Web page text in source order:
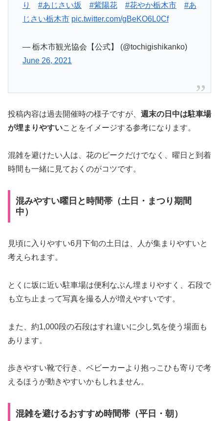
り
#あじさい坂 #紫陽花 #花やか栃木市
#あ
じさい栃木市 pic.twitter.com/gBeKO6L0Cf
— 栃木市観光協会【公式】 (@tochigishikanko)
June 26, 2021
投稿内容は過去開催時の様子ですが、 週末の日中は駐車場
が埋まりやすいことをイメージする参考になります。
混雑を避けたい人は、花のピークだけでなく、曜日と到着
時間も一緒に見ておくのがコツです。
混みやすい曜日と時間帯（土日・まつり期間
中）
見頃に入りやすい6月下旬の土日は、人が集まりやすいと
考えられます。
とくに坂に近い駐車場は便利なぶん埋まりやすく、石段で
も立ち止まって写真を撮る人が増えやすいです。
また、約1,000段の石段はすれ違いに少し気を使う場面も
あります。
歩きやすい靴で行き、ベビーカーより抱っこひも寄りで考
えるほうが動きやすいかもしれません。
混雑を避けるおすすめ時間帯（平日・朝）